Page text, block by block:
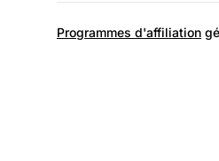
Programmes d'affiliation